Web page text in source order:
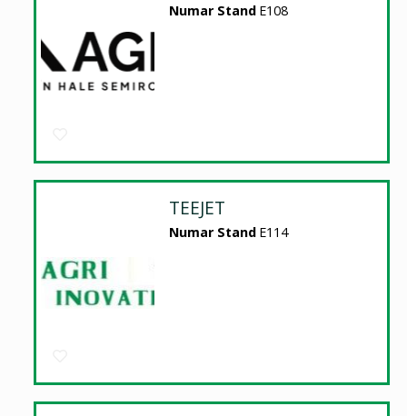
Numar Stand E108
TEEJET
Numar Stand E114